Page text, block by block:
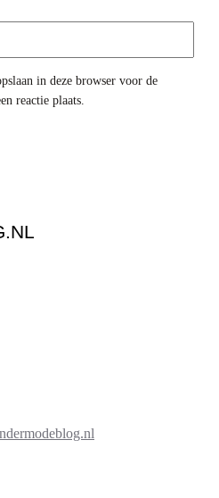
in deze browser voor de
reactie plaats.